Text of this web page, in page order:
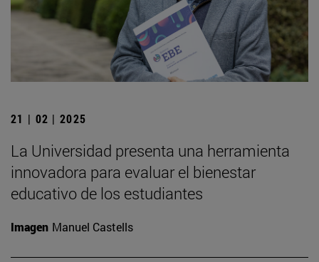
21 | 02 | 2025
La Universidad presenta una herramienta
innovadora para evaluar el bienestar
educativo de los estudiantes
Imagen Manuel Castells